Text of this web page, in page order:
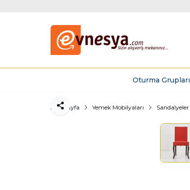
Oturma Grupları
Ana Sayfa Yemek Mobilyaları Sandalyeler
Paylaş